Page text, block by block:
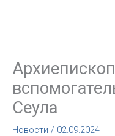
Сеула
Новости / 02.09.2024